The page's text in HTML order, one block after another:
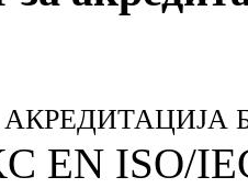
EN ISO/